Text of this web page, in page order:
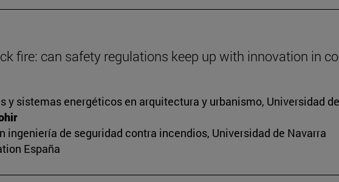
fire: can safety regulations keep up with innovation in
y sistemas energéticos en arquitectura y urbanismo, Universidad
ingeniería de seguridad contra incendios, Universidad de Navarra
España